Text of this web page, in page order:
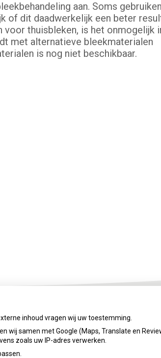
aan. Soms
of dit daadwerkelijk een beter
thuisbleken, is het onmogelijk
met alternatieve bleekmaterialen
is nog niet beschikbaar.
inhoud vragen wij uw toestemming.
samen met Google (Maps, Translate en
zoals uw IP-adres verwerken.